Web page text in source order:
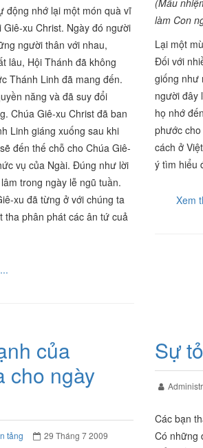
động nhớ lại một món quà vĩ
xu Christ. Ngày đó người
người thân với nhau,
lâu, Hội Thánh đã không
Thánh Linh đã mang đến.
năng và đã suy đổi
Chúa Giê-xu Christ đã ban
Linh giáng xuống sau khi
đến thế chỗ cho Chúa Giê-
vụ của Ngài. Đúng như lời
trong ngày lễ ngũ tuần.
xu đã từng ở với chúng ta
tha phân phát các ân tứ cuả
(Mầu
làm Con
Lại một
Đối với
giống như
người đây
họ nhớ
phước
cách ở
ý tìm hiểu
Xem
của
cho ngày
tảng 29 Tháng 7 2009
Sự
Các bạn
Có những